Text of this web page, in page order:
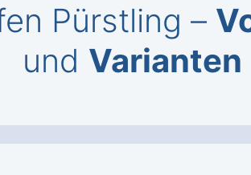
Pürstling –
und Varianten